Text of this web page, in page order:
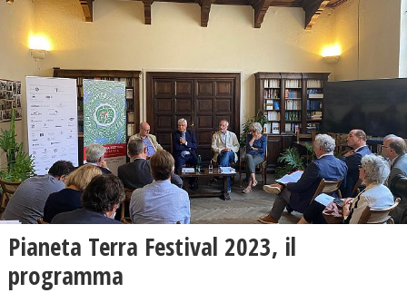
Pianeta Terra Festival 2023, il
programma